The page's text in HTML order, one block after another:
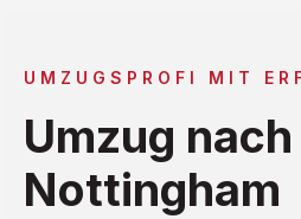
UMZUGSPROFI MIT
Umzug nach
Nottingham